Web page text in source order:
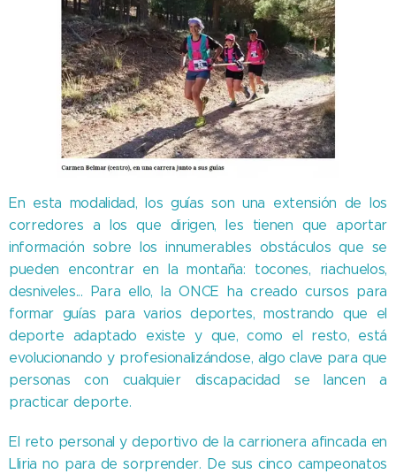
En esta modalidad, los guías son una extensión de los
corredores a los que dirigen, les tienen que aportar
información sobre los innumerables obstáculos que se
pueden encontrar en la montaña: tocones, riachuelos,
desniveles... Para ello, la ONCE ha creado cursos para
formar guías para varios deportes, mostrando que el
deporte adaptado existe y que, como el resto, está
evolucionando y profesionalizándose, algo clave para que
personas con cualquier discapacidad se lancen a
practicar deporte.
El reto personal y deportivo de la carrionera afincada en
Lliria no para de sorprender. De sus cinco campeonatos